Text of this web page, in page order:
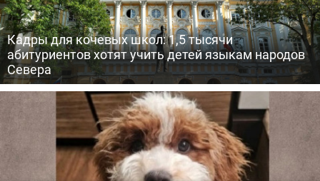
Кадры для кочевых школ: 1,5 тысячи
абитуриентов хотят учить детей языкам народов
Севера